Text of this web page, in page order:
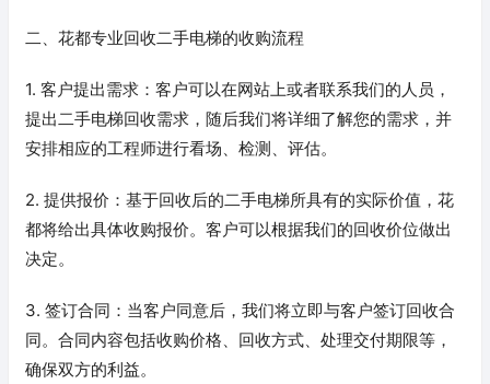
二、花都专业回收二手电梯的收购流程
1. 客户提出需求：客户可以在网站上或者联系我们的人员，
提出二手电梯回收需求，随后我们将详细了解您的需求，并
安排相应的工程师进行看场、检测、评估。
2. 提供报价：基于回收后的二手电梯所具有的实际价值，花
都将给出具体收购报价。客户可以根据我们的回收价位做出
决定。
3. 签订合同：当客户同意后，我们将立即与客户签订回收合
同。合同内容包括收购价格、回收方式、处理交付期限等，
确保双方的利益。